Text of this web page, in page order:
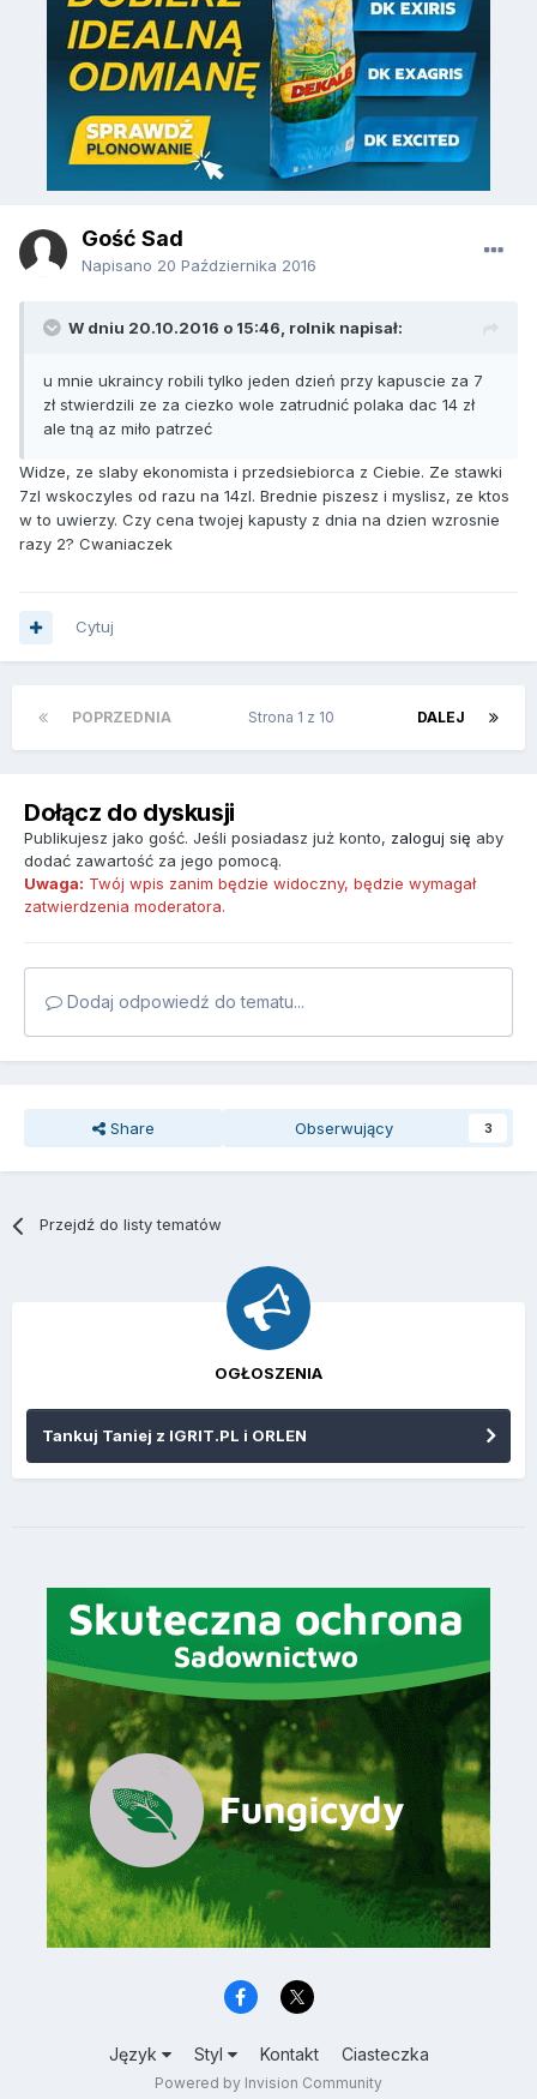
Gość Sad
Napisano 20 Października 2016
W dniu 20.10.2016 o 15:46, rolnik napisał:
u mnie ukraincy robili tylko jeden dzień przy kapuscie za 7
zł stwierdzili ze za ciezko wole zatrudnić polaka dac 14 zł
ale tną az miło patrzeć
Widze, ze slaby ekonomista i przedsiebiorca z Ciebie. Ze stawki
7zl wskoczyles od razu na 14zl. Brednie piszesz i myslisz, ze ktos
w to uwierzy. Czy cena twojej kapusty z dnia na dzien wzrosnie
razy 2? Cwaniaczek
Cytuj
POPRZEDNIA DALEJ
Strona 1 z 10
Dołącz do dyskusji
Publikujesz jako gość. Jeśli posiadasz już konto, zaloguj się aby
dodać zawartość za jego pomocą.
Uwaga: Twój wpis zanim będzie widoczny, będzie wymagał
zatwierdzenia moderatora.
Dodaj odpowiedź do tematu...
Share Obserwujący 3
Przejdź do listy tematów
OGŁOSZENIA
Tankuj Taniej z IGRIT.PL i ORLEN
Język Styl Kontakt Ciasteczka
Powered by Invision Community